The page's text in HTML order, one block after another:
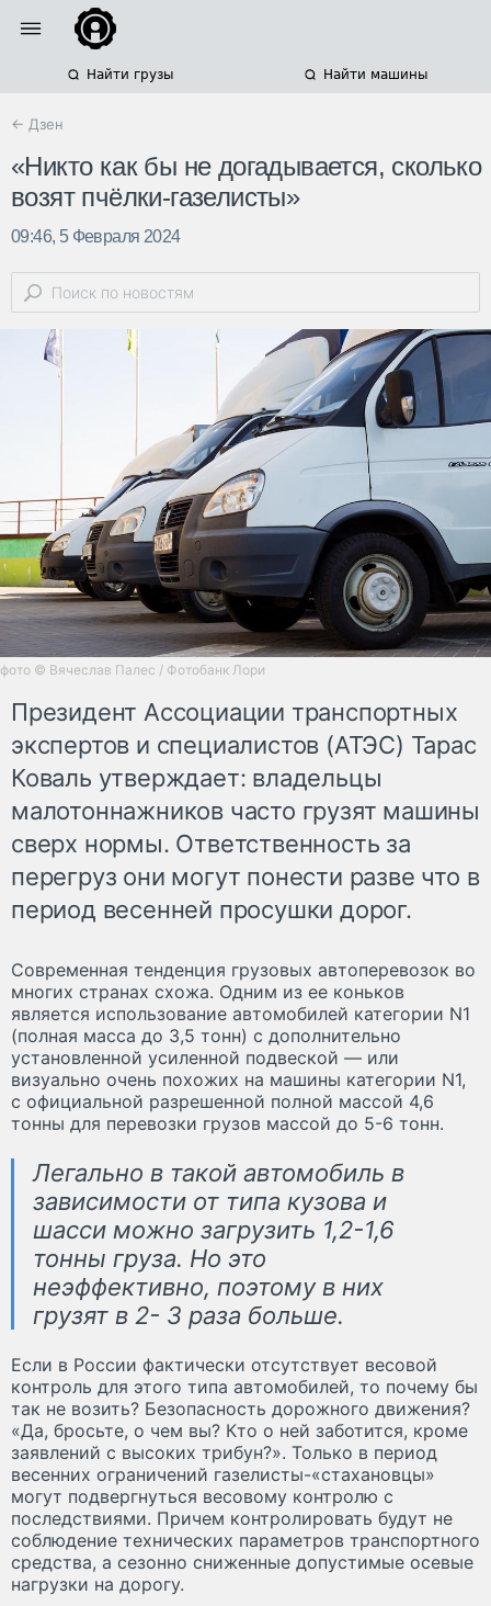
Найти грузы Найти машины
← Дзен
«Никто как бы не догадывается, сколько
возят пчёлки-газелисты»
09:46, 5 Февраля 2024
фото © Вячеслав Палес / Фотобанк Лори
Президент Ассоциации транспортных
экспертов и специалистов (АТЭС) Тарас
Коваль утверждает: владельцы
малотоннажников часто грузят машины
сверх нормы. Ответственность за
перегруз они могут понести разве что в
период весенней просушки дорог.
Современная тенденция грузовых автоперевозок во
многих странах схожа. Одним из ее коньков
является использование автомобилей категории N1
(полная масса до 3,5 тонн) с дополнительно
установленной усиленной подвеской — или
визуально очень похожих на машины категории N1,
с официальной разрешенной полной массой 4,6
тонны для перевозки грузов массой до 5-6 тонн.
Легально в такой автомобиль в
зависимости от типа кузова и
шасси можно загрузить 1,2-1,6
тонны груза. Но это
неэффективно, поэтому в них
грузят в 2- 3 раза больше.
Если в России фактически отсутствует весовой
контроль для этого типа автомобилей, то почему бы
так не возить? Безопасность дорожного движения?
«Да, бросьте, о чем вы? Кто о ней заботится, кроме
заявлений с высоких трибун?». Только в период
весенних ограничений газелисты-«стахановцы»
могут подвергнуться весовому контролю с
последствиями. Причем контролировать будут не
соблюдение технических параметров транспортного
средства, а сезонно сниженные допустимые осевые
нагрузки на дорогу.